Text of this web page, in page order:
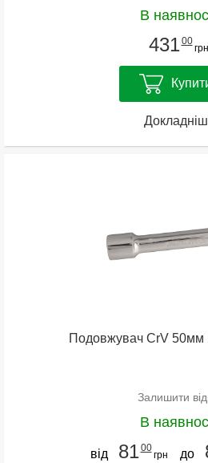
В
43100
грн
Подовжувач CrV 50мм
Залишити
В
від 8100
грн до